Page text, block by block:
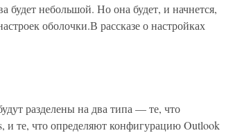
будет небольшой. Но она будет, и начнется,
оболочки.В рассказе о настройках
разделены на два типа — те, что
и те, что определяют конфигурацию Outlook